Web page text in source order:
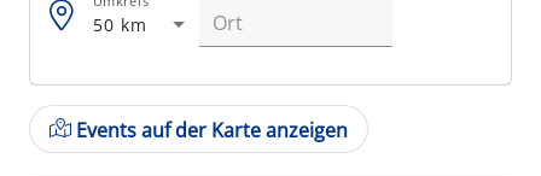
50 km
Events auf der Karte anzeigen